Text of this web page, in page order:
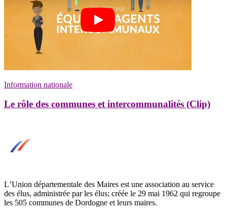
Information nationale
Le rôle des communes et intercommunalités (Clip)
LʼUnion départementale des Maires est une association au service
des élus, administrée par les élus; créée le 29 mai 1962 qui regroupe
les 505 communes de Dordogne et leurs maires.